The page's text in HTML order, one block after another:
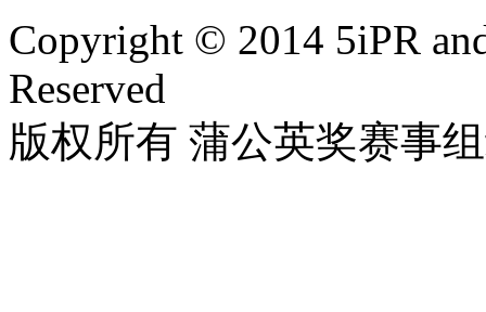
Copyright © 2014 5iPR
Reserved
版权所有 蒲公英奖赛事